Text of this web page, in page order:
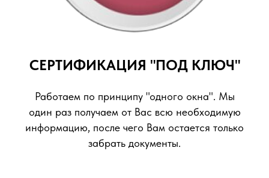
СЕРТИФИКАЦИЯ "ПОД КЛЮЧ"
Работаем по принципу "одного окна". Мы
один раз получаем от Вас всю необходимую
информацию, после чего Вам остается только
забрать документы.